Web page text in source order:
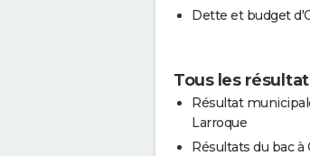
Dette et budget
Tous les
Résultat
Larroque
Résultats du bac à